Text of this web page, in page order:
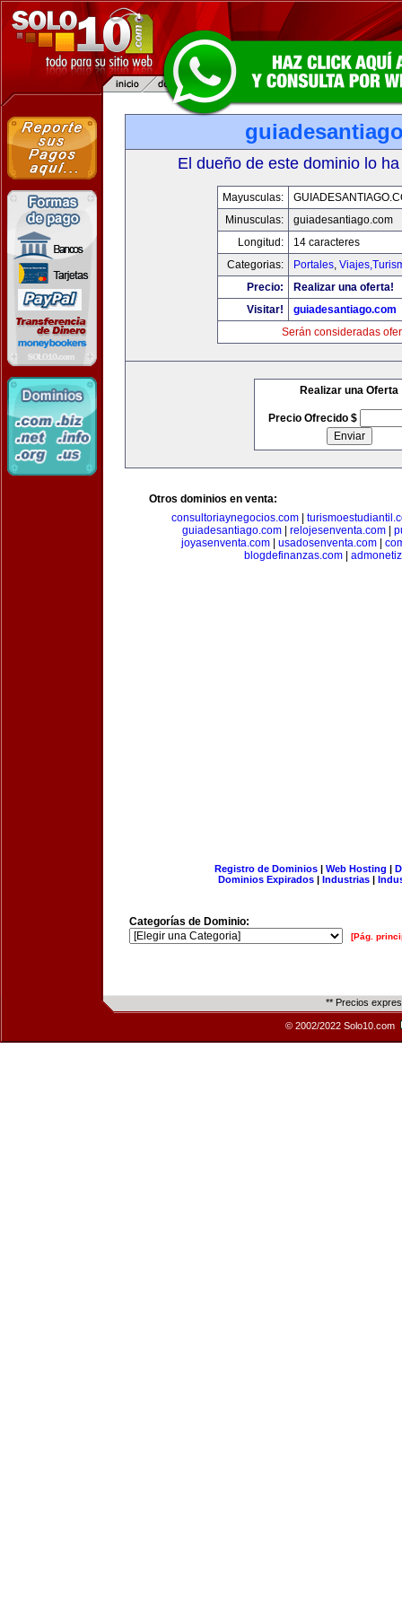
El dueño de este dominio lo
Mayusculas:
Minusculas:
guiadesantiago.com
Longitud:
14 caracteres
Categorias:
Portales,
Precio:
Realizar una oferta!
Visitar!
guiadesantiago.com
Serán consideradas
Realizar una Oferta
Precio Ofrecido $
Otros dominios en venta:
consultoriaynegocios.com
guiadesantiago.com| relojesenventa.com|
joyasenventa.com
usadosenventa.com
blogdefinanzas.com|
Registro de Dominios| Web Hosting |
Dominios Expirados | Industrias |
Categorías de Dominio:
[Pág.
** Precios
© 2002/2022 Solo10.com